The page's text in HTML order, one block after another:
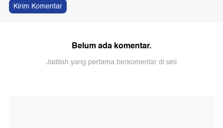
Kirim Komentar
Belum ada komentar.
Jadilah yang pertama berkomentar di sini